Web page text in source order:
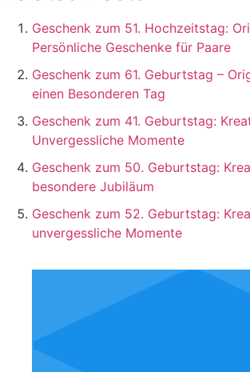
Geschenk zum 51. Hochzeitstag:
Persönliche Geschenke für Paare
Geschenk zum 61. Geburtstag –
einen Besonderen Tag
Geschenk zum 41. Geburtstag:
Unvergessliche Momente
Geschenk zum 50. Geburtstag:
besondere Jubiläum
Geschenk zum 52. Geburtstag:
unvergessliche Momente